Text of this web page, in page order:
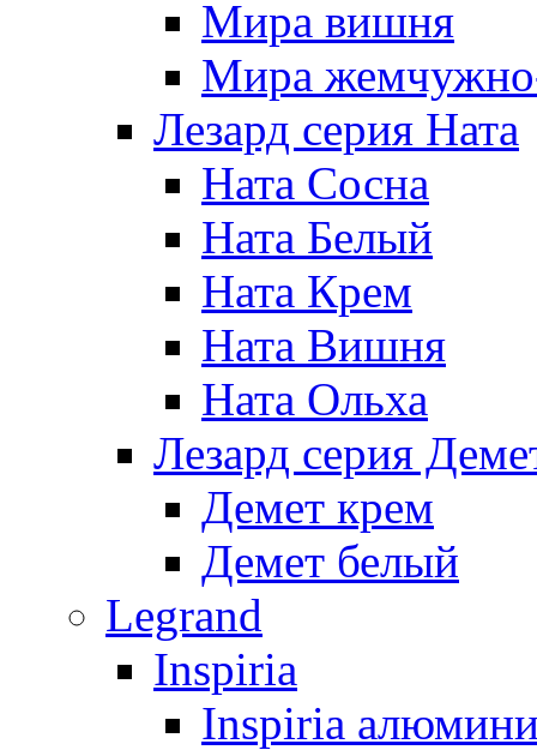
Мира вишня
Мира
Лезард серия Ната
Ната Сосна
Ната Белый
Ната Крем
Ната Вишня
Ната Ольха
Лезард серия
Демет крем
Демет белый
Legrand
Inspiria
Inspiria